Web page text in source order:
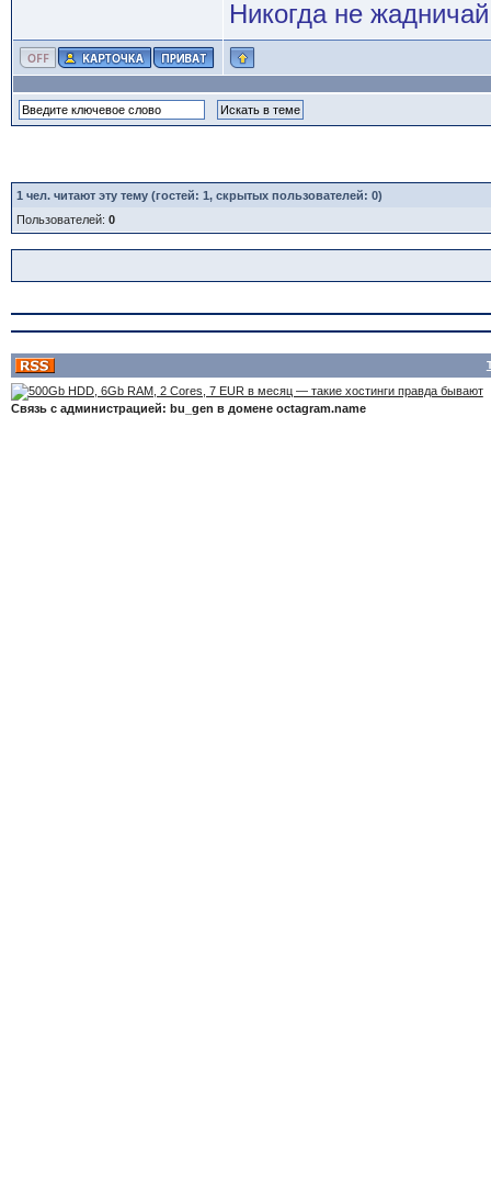
Никогда не
1 чел. читают эту тему (гостей: 1, скрытых пользователей: 0)
Пользователей: 0
Связь с администрацией: bu_gen в домене octagram.name